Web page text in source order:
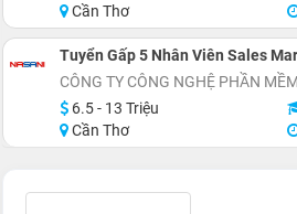
Cần Thơ
Tuyển Gấp 5 Nhân Viên Sales
CÔNG TY CÔNG NGHỆ PHẦN
6.5 - 13 Triệu
Cần Thơ